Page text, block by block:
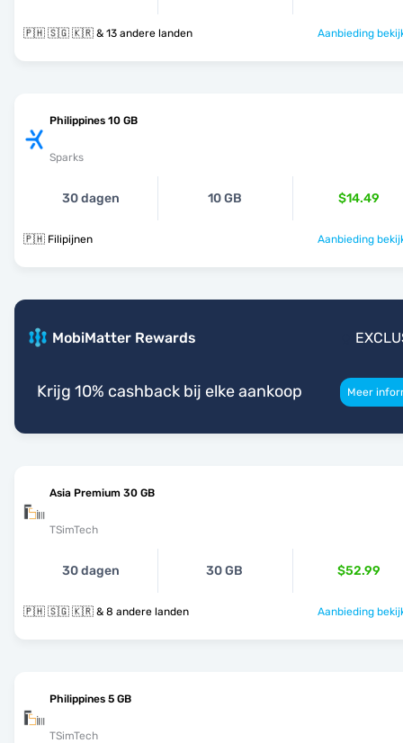
🇵🇭 🇸🇬 🇰🇷 & 13 andere landen Aanbieding
Philippines 10 GB
Sparks
30 dagen 10 GB $14.49
🇵🇭 Filipijnen Aanbieding
MobiMatter Rewards
Krijg 10% cashback bij elke aankoop Meer
Asia Premium 30 GB
TSimTech
30 dagen 30 GB $52.99
🇵🇭 🇸🇬 🇰🇷 & 8 andere landen Aanbieding
Philippines 5 GB
TSimTech